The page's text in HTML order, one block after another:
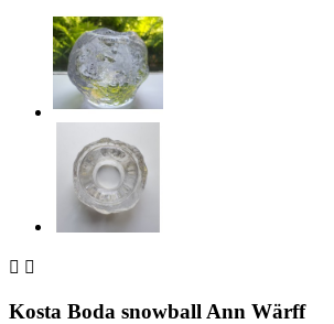
 
Kosta Boda snowball Ann Wärff